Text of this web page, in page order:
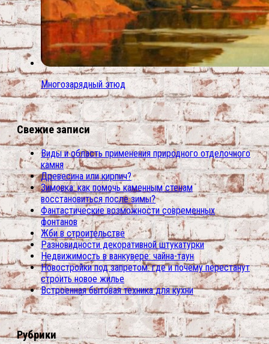
Многозарядный этюд
Свежие записи
Виды и область применения природного отделочного
камня
Древесина или кирпич?
Зимовка: как помочь каменным стенам
восстановиться после зимы?
Фантастические возможности современных
фонтанов
Жби в строительстве
Разновидности декоративной штукатурки
Недвижимость в ванкувере: чайна-таун
Новостройки под запретом: где и почему перестанут
строить новое жилье
Встроенная бытовая техника для кухни
Рубрики